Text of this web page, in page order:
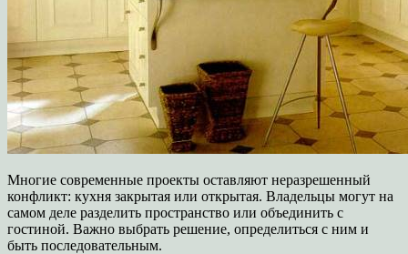
Многие современные проекты оставляют неразрешенный
конфликт: кухня закрытая или открытая. Владельцы могут на
самом деле разделить пространство или объединить с
гостиной. Важно выбрать решение, определиться с ним и
быть последовательным.